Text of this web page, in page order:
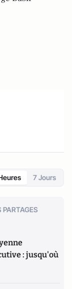
7 Jours
PARTAGES
: jusqu'où